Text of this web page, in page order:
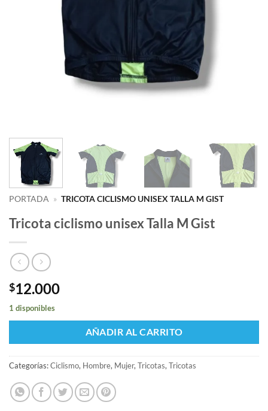
PORTADA » TRICOTA CICLISMO UNISEX TALLA M GIST
Tricota ciclismo unisex Talla M Gist
$12.000
1 disponibles
AÑADIR AL CARRITO
Categorías:Ciclismo, Hombre, Mujer,Tricotas,Tricotas